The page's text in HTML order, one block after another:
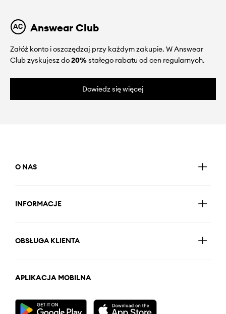
Answear Club
Załóż konto i oszczędzaj przy każdym zakupie. W Answear
Club zyskujesz do20%stałego rabatu od cen regularnych.
Dowiedz się więcej
O NAS
INFORMACJE
OBSŁUGA KLIENTA
APLIKACJA MOBILNA